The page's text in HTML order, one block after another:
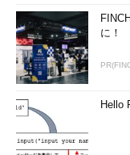
に！
Hello